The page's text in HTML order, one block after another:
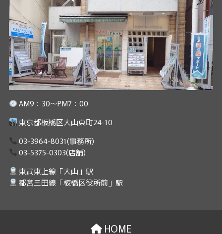
AM9：30～PM7：00
東京都板橋区大山東町24-10
03-3964-8031(事務所)
03-5375-0303(店舗)
東武東上線「大山」駅
都営三田線「板橋区役所前」駅
HOME